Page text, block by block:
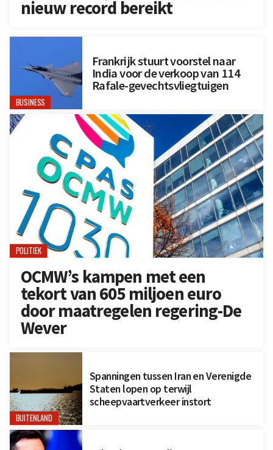
nieuw record bereikt
BUSINESS
Frankrijk stuurt voorstel naar
India voor de verkoop van 114
Rafale-gevechtsvliegtuigen
POLITIEK
OCMW’s kampen met een
tekort van 605 miljoen euro
door maatregelen regering-De
Wever
BUITENLAND
Spanningen tussen Iran en Verenigde
Staten lopen op terwijl
scheepvaartverkeer instort